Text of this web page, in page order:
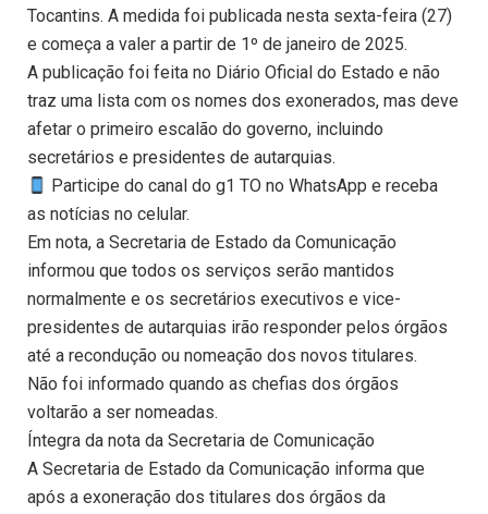
Tocantins. A medida foi publicada nesta sexta-feira (27)
e começa a valer a partir de 1º de janeiro de 2025.
A publicação foi feita no Diário Oficial do Estado e não
traz uma lista com os nomes dos exonerados, mas deve
afetar o primeiro escalão do governo, incluindo
secretários e presidentes de autarquias.
Participe do canal do g1 TO no WhatsApp e receba
as notícias no celular.
Em nota, a Secretaria de Estado da Comunicação
informou que todos os serviços serão mantidos
normalmente e os secretários executivos e vice-
presidentes de autarquias irão responder pelos órgãos
até a recondução ou nomeação dos novos titulares.
Não foi informado quando as chefias dos órgãos
voltarão a ser nomeadas.
Íntegra da nota da Secretaria de Comunicação
A Secretaria de Estado da Comunicação informa que
após a exoneração dos titulares dos órgãos da